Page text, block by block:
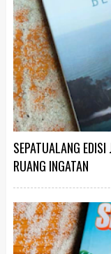
SEPATUALANG
RUANG INGATAN